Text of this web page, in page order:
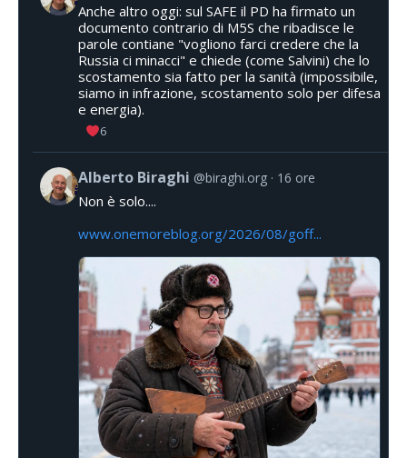
Anche altro oggi: sul SAFE il PD ha firmato un
documento contrario di M5S che ribadisce le
parole contiane "vogliono farci credere che la
Russia ci minacci" e chiede (come Salvini) che lo
scostamento sia fatto per la sanità (impossibile,
siamo in infrazione, scostamento solo per difesa
e energia).
6
Alberto Biraghi @biraghi.org 16 ore
Non è solo....
www.onemoreblog.org/2026/08/goff...